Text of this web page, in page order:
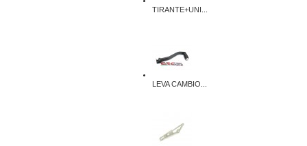
TIRANTE+UNI...
LEVA CAMBIO...